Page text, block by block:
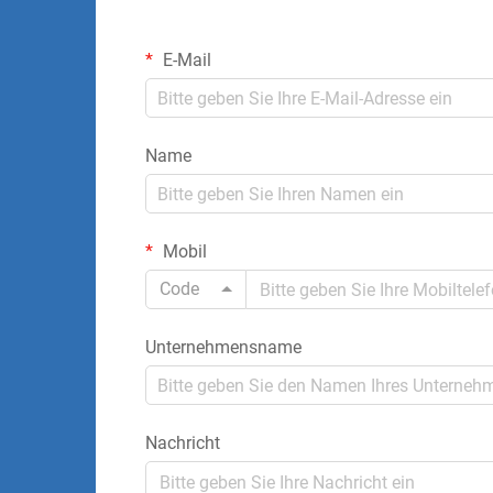
E-Mail
Name
Mobil
Code
Unternehmensname
Nachricht